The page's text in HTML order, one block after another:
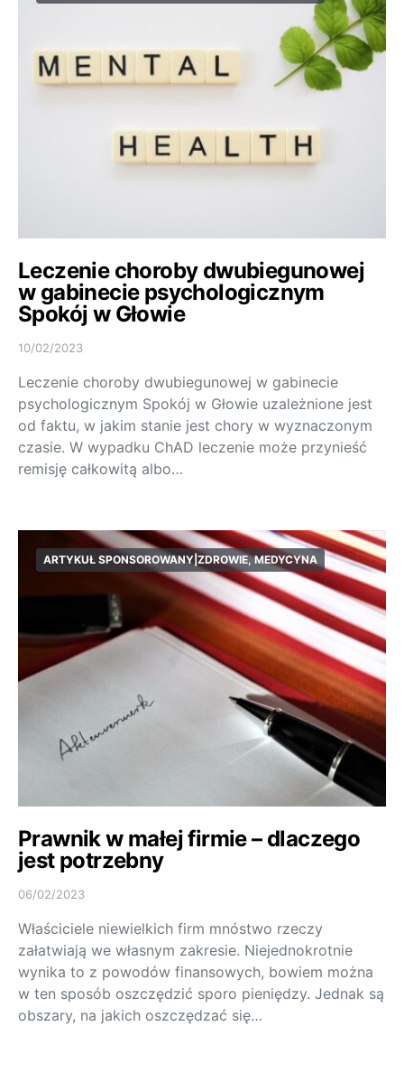
Leczenie choroby dwubiegunowej
w gabinecie psychologicznym
Spokój w Głowie
10/02/2023
Leczenie choroby dwubiegunowej w gabinecie
psychologicznym Spokój w Głowie uzależnione jest
od faktu, w jakim stanie jest chory w wyznaczonym
czasie. W wypadku ChAD leczenie może przynieść
remisję całkowitą albo…
ARTYKUŁ SPONSOROWANY|ZDROWIE, MEDYCYNA
Prawnik w małej firmie – dlaczego
jest potrzebny
06/02/2023
Właściciele niewielkich firm mnóstwo rzeczy
załatwiają we własnym zakresie. Niejednokrotnie
wynika to z powodów finansowych, bowiem można
w ten sposób oszczędzić sporo pieniędzy. Jednak są
obszary, na jakich oszczędzać się…